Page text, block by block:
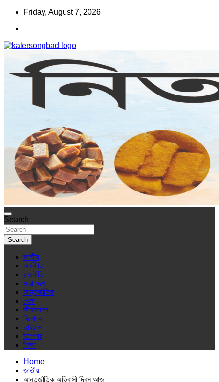
Skip
content
Friday, August 7, 2026
কালের সংবাদ
www.kalersongbad.com
Search
Search
জাতীয়
অর্থনীতি
রাজনীতি
সারা দেশ
আন্তর্জাতিক
খেলা
জীবনযাপন
বিনোদন
ভাইরাস
ইপেপার
শিক্ষা
Home
জাতীয়
আন্তর্জাতিক অভিবাসী দিবস আজ